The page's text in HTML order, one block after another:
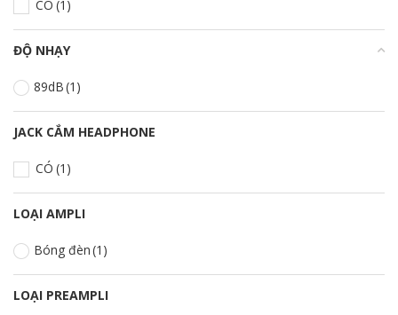
CÓ (1)
ĐỘ NHẠY
89dB(1)
JACK CẮM HEADPHONE
CÓ (1)
LOẠI AMPLI
Bóng đèn(1)
LOẠI PREAMPLI